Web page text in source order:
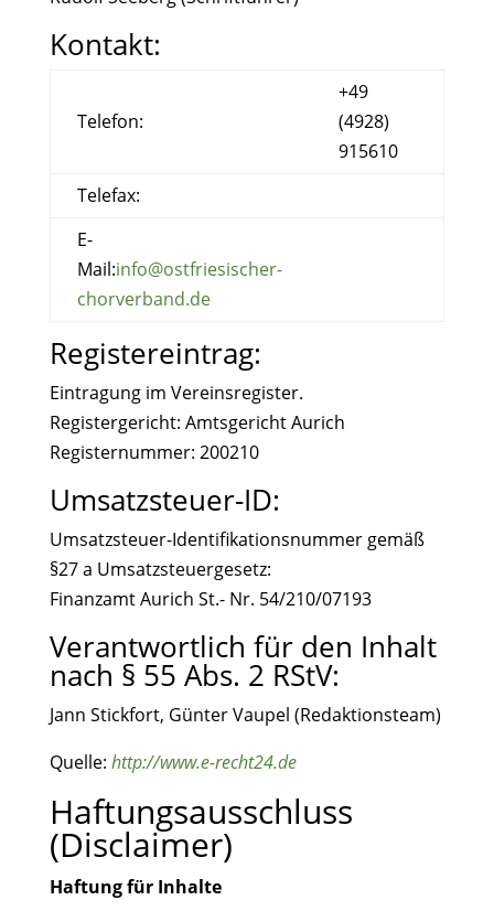
Kontakt:
Telefon:
+49
(4928)
915610
Telefax:
E-
Mail:info@ostfriesischer-
chorverband.de
Registereintrag:
Eintragung im Vereinsregister.
Registergericht: Amtsgericht Aurich
Registernummer: 200210
Umsatzsteuer-ID:
Umsatzsteuer-Identifikationsnummer gemäß
§27 a Umsatzsteuergesetz:
Finanzamt Aurich St.- Nr. 54/210/07193
Verantwortlich für den Inhalt
nach § 55 Abs. 2 RStV:
Jann Stickfort, Günter Vaupel (Redaktionsteam)
Quelle: http://www.e-recht24.de
Haftungsausschluss
(Disclaimer)
Haftung für Inhalte